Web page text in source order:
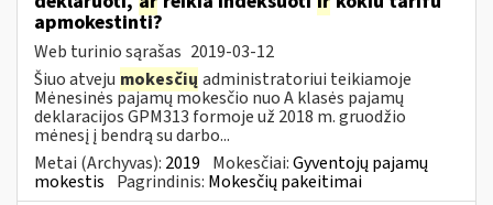
apmokestinti?
Web turinio sąrašas 2019-03-12
Šiuo atveju mokesčių administratoriui teikiamoje
Mėnesinės pajamų mokesčio nuo A klasės pajamų
deklaracijos GPM313 formoje už 2018 m. gruodžio
mėnesį į bendrą su darbo...
Metai (Archyvas): 2019 Mokesčiai:Gyventojų pajamų
mokestis Pagrindinis: Mokesčių pakeitimai